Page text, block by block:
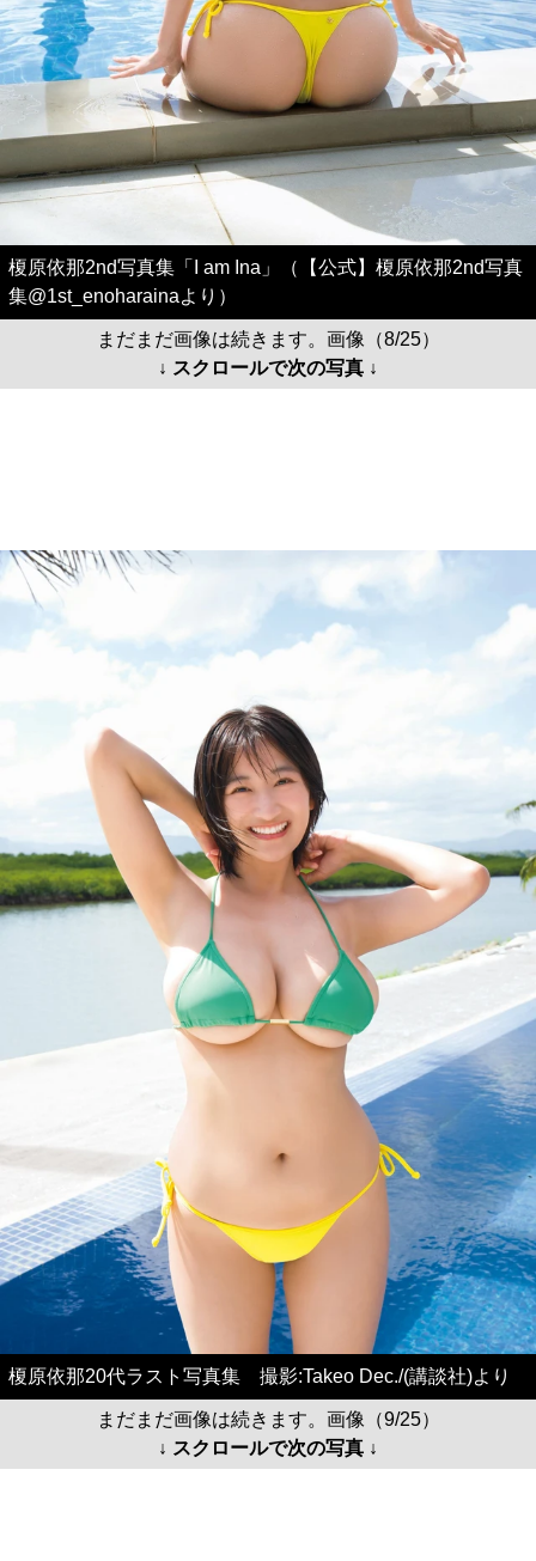
榎原依那2nd写真集「I am Ina」（【公式】榎原依那2nd写真
集@1st_enoharainaより）
まだまだ画像は続きます。画像（8/25）
↓ スクロールで次の写真 ↓
榎原依那20代ラスト写真集 撮影:Takeo Dec./(講談社)より
まだまだ画像は続きます。画像（9/25）
↓ スクロールで次の写真 ↓